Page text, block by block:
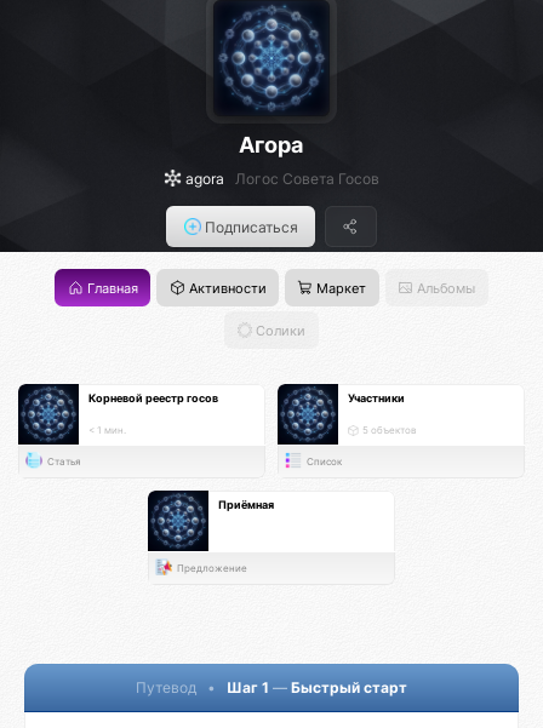
Агора
agora Логос Совета Госов
Подписаться
Главная Активности Маркет Альбомы
Солики
Корневой реестр госов
< 1 мин.
Статья
Участники
5 объектов
Список
Приёмная
Предложение
Путевод • Шаг 1 — Быстрый старт